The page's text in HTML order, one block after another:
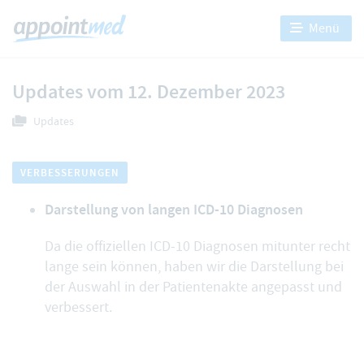
Menü
Updates vom 12. Dezember 2023
Updates
VERBESSERUNGEN
Darstellung von langen ICD-10 Diagnosen
Da die offiziellen ICD-10 Diagnosen mitunter recht
lange sein können, haben wir die Darstellung bei
der Auswahl in der Patientenakte angepasst und
verbessert.